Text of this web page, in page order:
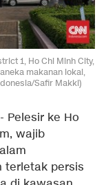
1, Ho Chi Minh City,
makanan lokal,
Safir Makki)
Pelesir ke Ho
wajib
terletak persis